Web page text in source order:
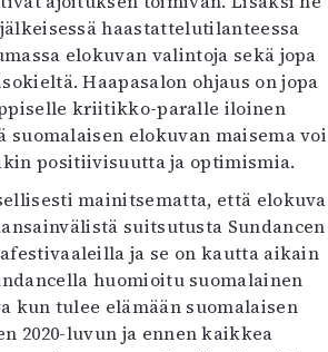
haastattelutilanteessa
elokuvan valintoja sekä jopa
Haapasalon ohjaus on jopa
kriitikko-paralle iloinen
elokuvan maisema voi
positiivisuutta ja optimismia.
mainitsematta, että elokuva
suitsutusta Sundancen
ja se on kautta aikain
huomioitu suomalainen
kun tulee elämään suomalaisen
2020-luvun ja ennen kaikkea